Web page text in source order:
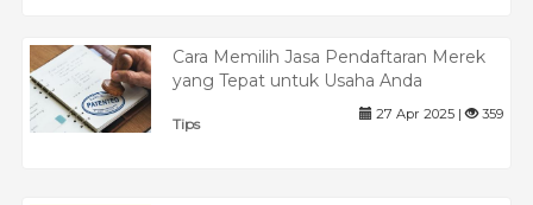
Cara Memilih Jasa Pendaftaran Merek
yang Tepat untuk Usaha Anda
Tips
27 Apr 2025 | 359